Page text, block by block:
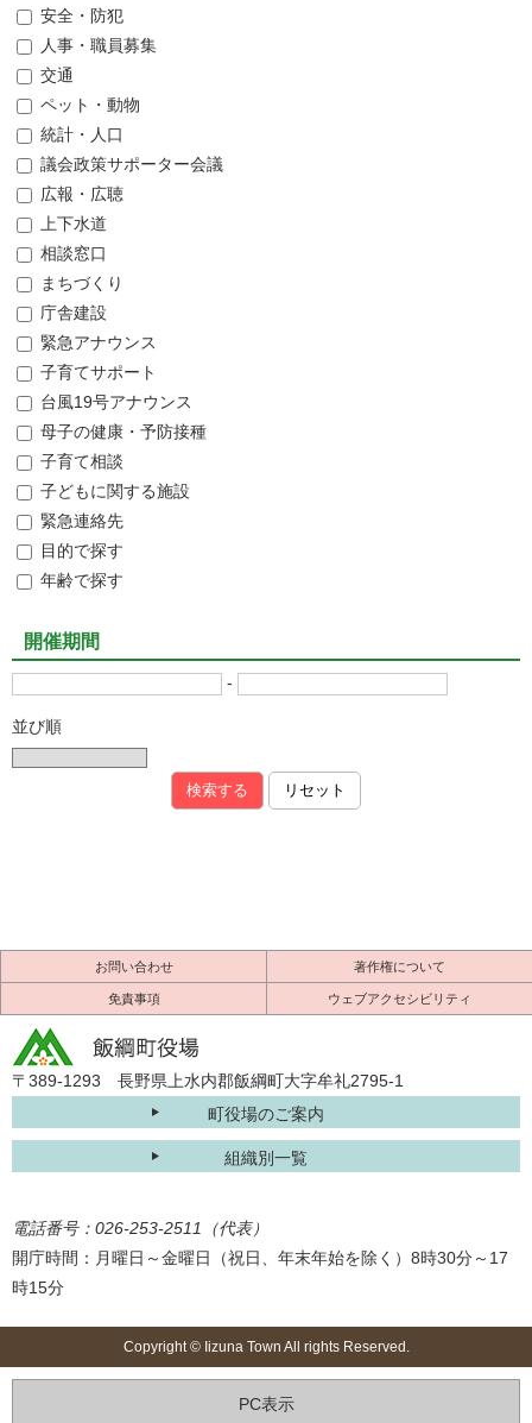
安全・防犯
人事・職員募集
交通
ペット・動物
統計・人口
議会政策サポーター会議
広報・広聴
上下水道
相談窓口
まちづくり
庁舎建設
緊急アナウンス
子育てサポート
台風19号アナウンス
母子の健康・予防接種
子育て相談
子どもに関する施設
緊急連絡先
目的で探す
年齢で探す
開催期間
-
並び順
お問い合わせ 著作権について
免責事項 ウェブアクセシビリティ
〒389-1293 長野県上水内郡飯綱町大字牟礼2795-1
町役場のご案内
組織別一覧
電話番号：026-253-2511（代表）
開庁時間：月曜日～金曜日（祝日、年末年始を除く）8時30分～17
時15分
Copyright © Iizuna Town All rights Reserved.
PC表示